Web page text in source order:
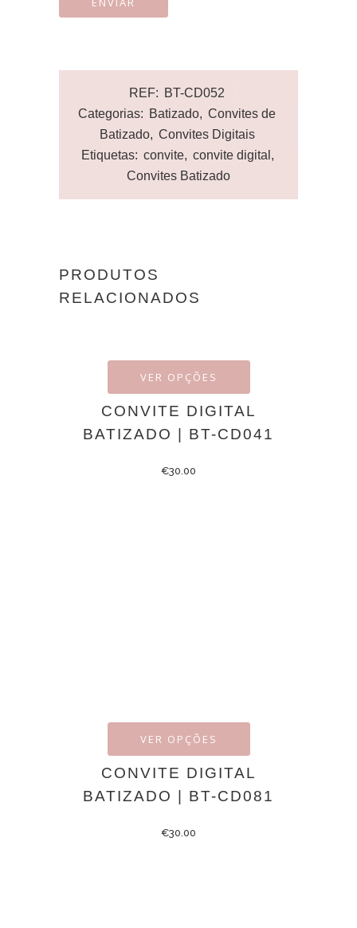
REF: BT-CD052
Categorias: Batizado, Convites de
Batizado, Convites Digitais
Etiquetas: convite, convite digital ,
Convites Batizado
PRODUTOS
RELACIONADOS
VER OPÇÕES
CONVITE DIGITAL
BATIZADO | BT-CD041
€30.00
VER OPÇÕES
CONVITE DIGITAL
BATIZADO | BT-CD081
€30.00